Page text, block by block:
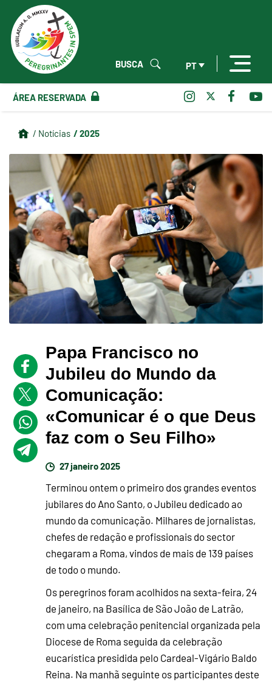
PT
BUSCA
ÁREA RESERVADA
/ Notícias / 2025
Papa Francisco no
Jubileu do Mundo da
Comunicação:
«Comunicar é o que Deus
faz com o Seu Filho»
27 janeiro 2025
Terminou ontem o primeiro dos grandes eventos
jubilares do Ano Santo, o Jubileu dedicado ao
mundo da comunicação. Milhares de jornalistas,
chefes de redação e profissionais do sector
chegaram a Roma, vindos de mais de 139 países
de todo o mundo.
Os peregrinos foram acolhidos na sexta-feira, 24
de janeiro, na Basílica de São João de Latrão,
com uma celebração penitencial organizada pela
Diocese de Roma seguida da celebração
eucarística presidida pelo Cardeal-Vigário Baldo
Reina. Na manhã seguinte os participantes deste